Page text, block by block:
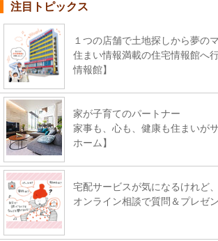
注目トピックス
１つの店舗で土地探しから夢の
住まい情報満載の住宅情報館へ
情報館】
家が子育てのパートナー
家事も、心も、健康も住まいが
ホーム】
宅配サービスが気になるけれど
オンライン相談で質問＆プレゼ